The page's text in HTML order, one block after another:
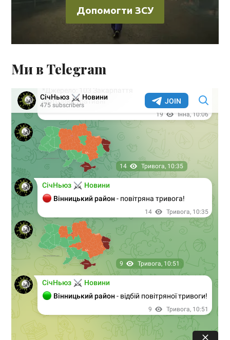
Допомогти ЗСУ
Ми в Telegram